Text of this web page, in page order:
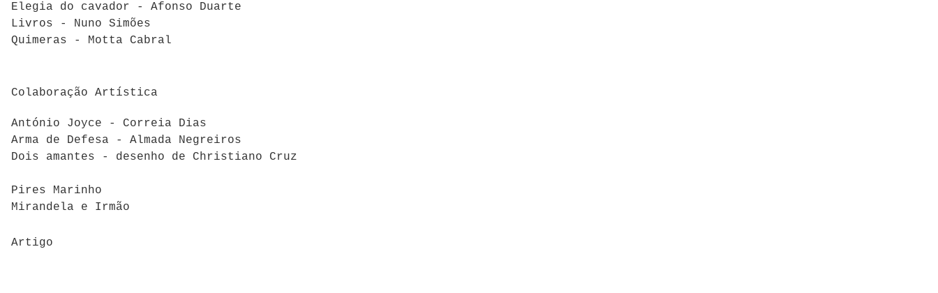
Elegia do cavador - Afonso Duarte
Livros - Nuno Simões
Quimeras - Motta Cabral
Colaboração Artística
António Joyce - Correia Dias
Arma de Defesa - Almada Negreiros
Dois amantes - desenho de Christiano Cruz
Pires Marinho
Mirandela e Irmão
Artigo